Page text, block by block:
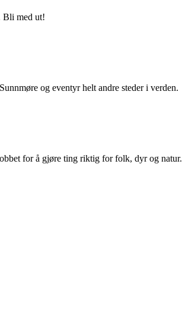
Bli med ut!
og eventyr helt andre steder i verden.
for å gjøre ting riktig for folk, dyr og natur.